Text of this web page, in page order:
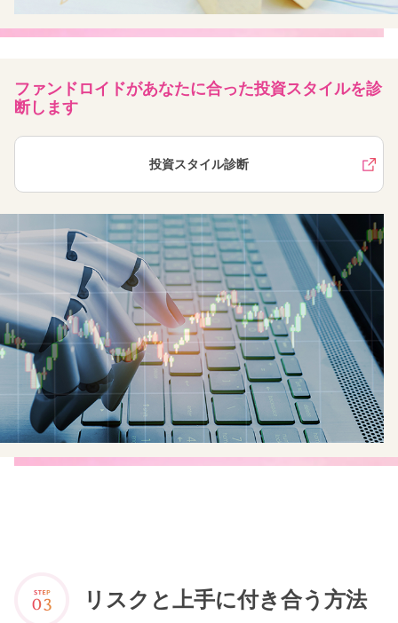
ファンドロイドがあなたに合った投資スタイルを診
断します
投資スタイル診断
リスクと上手に付き合う方法